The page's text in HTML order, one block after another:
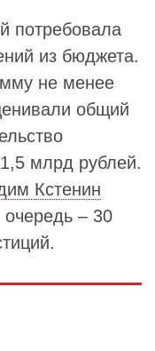
потребовала
из бюджета.
не менее
общий
млрд рублей.
Кстенин
– 30